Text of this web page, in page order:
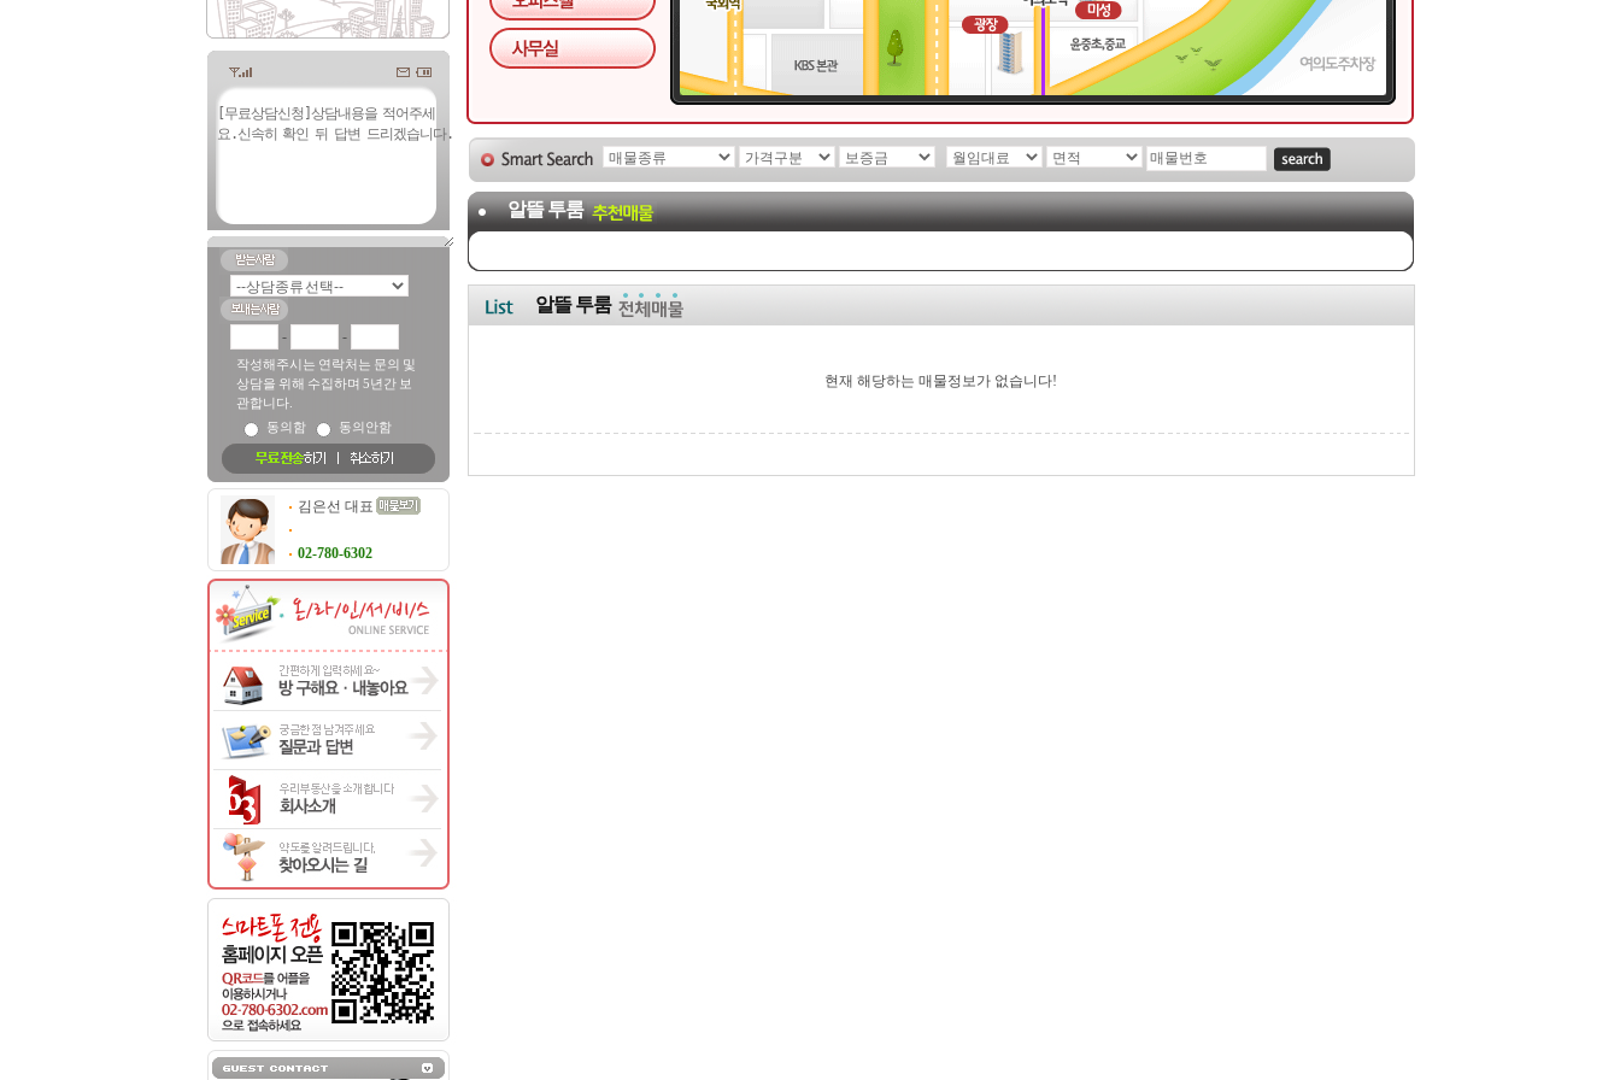
- -
작성해주시는 연락처는 문의 및
상담을 위해 수집하며 5년간 보
관합니다.
동의함
동의안함
김은선 대표
02-780-6302
알뜰 투룸
알뜰 투룸
현재 해당하는 매물정보가 없습니다!